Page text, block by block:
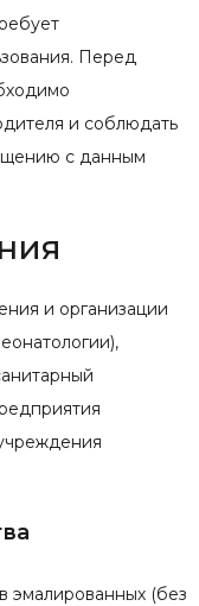
Перед
и соблюдать
с данным
и организации
эмалированных (без